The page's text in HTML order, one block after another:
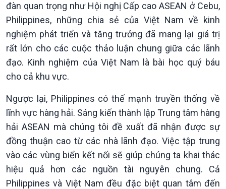
đàn quan trọng như Hội nghị Cấp cao ASEAN ở Cebu,
Philippines, những chia sẻ của Việt Nam về kinh
nghiệm phát triển và tăng trưởng đã mang lại giá trị
rất lớn cho các cuộc thảo luận chung giữa các lãnh
đạo. Kinh nghiệm của Việt Nam là bài học quý báu
cho cả khu vực.
Ngược lại, Philippines có thế mạnh truyền thống về
lĩnh vực hàng hải. Sáng kiến thành lập Trung tâm hàng
hải ASEAN mà chúng tôi đề xuất đã nhận được sự
đồng thuận cao từ các nhà lãnh đạo. Việc tập trung
vào các vùng biển kết nối sẽ giúp chúng ta khai thác
hiệu quả hơn các nguồn tài nguyên chung. Cả
Philippines và Việt Nam đều đặc biệt quan tâm đến